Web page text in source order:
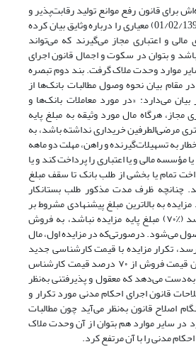
برای قانون رفع موانع تولید رقابت‌پذیر و
ارتقای نظام مالی کشور (01/02/1394) معیاری را درباره وثایق بیان کرده
و اعتباری مجاز می‌گیرند که می‌تواند
و بتوان در سکوت و اجمال قانون اجرای
موارد وحدت ملاک گرفت. بند دوم تبصره
قانون در مقام بیان نحوه وصول مطالبات بانک‌ها از
می‌دارد: «در مورد معاملات بانک‌ها و
مجاز، هرگاه مال مورد وثیقه به مبلغ پایه
مرضی‌الطرفین خریداری نداشته ‌باشد، به
به تسهیلات‌گیرنده و راهن، مهلت دو ماهه
مؤسسه مالی و یا اعتباری را پرداخت کند و یا
تمام یا بخشی از طلب بانک تا سقف مبلغ
چنانچه ظرف مدت مذکور طلب بستانکار
به بالاترین مبلغ پیشنهادی مشروط بر
اینکه کمتر از هفتاد درصد (٪۷۰) مبلغ پایه مزایده نباشد، به فروش
می‌شود. در‌صورتی‌که در مزایده اول، مال
تکرار مزایده با قیمت کارشناسی جدید
بلامانع است». کمتر نبودن قیمت فروش از ۷۰ درصد قیمت کارشناس
می‌دهد که معقول و پذیرفتنی به‌نظر
قانون اجرای احکام مدنی مورد تکرار و
اصلاح قانون به‌نظر می‌آید چون مطالبات
در سایر موارد هم بتوان از آن وحدت ملاک
مدنی را با آن مرتفع کرد.